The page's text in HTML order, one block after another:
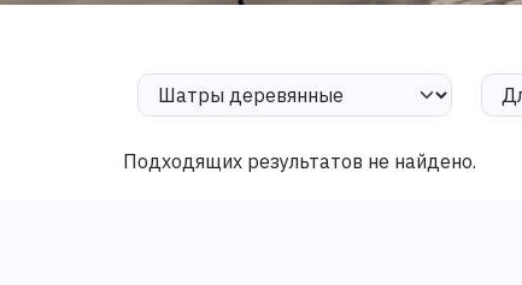
Подходящих результатов не найдено.